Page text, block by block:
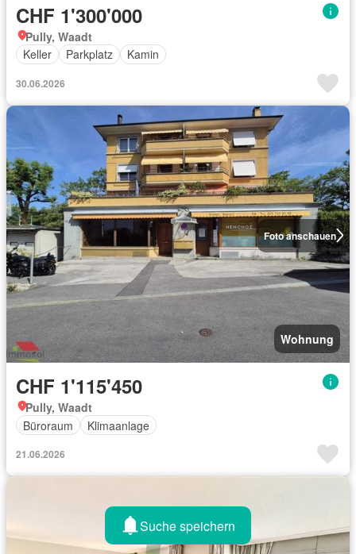
CHF 1'300'000
Pully, Waadt
Keller
Parkplatz Kamin
30.06.2026
Foto anschauen
Wohnung
CHF 1'115'450
Pully, Waadt
Büroraum
Klimaanlage
21.06.2026
Suche speichern